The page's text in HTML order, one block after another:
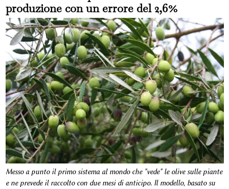
produzione con un errore del 2,6%
Messo a punto il primo sistema al mondo che "vede" le olive sulle piante
e ne prevede il raccolto con due mesi di anticipo. Il modello, basato su